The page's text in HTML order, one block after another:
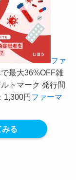
ファ
最大36%OFF雑
トマーク 発行間
1,300円 ファーマ
る